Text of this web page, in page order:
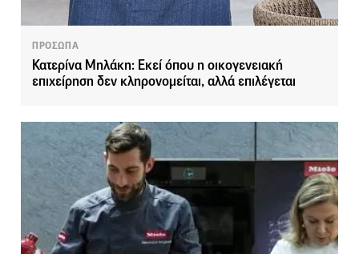
ΠΡΟΣΩΠΑ
Κατερίνα Μηλάκη: Eκεί όπου η οικογενειακή
επιχείρηση δεν κληρονομείται, αλλά επιλέγεται